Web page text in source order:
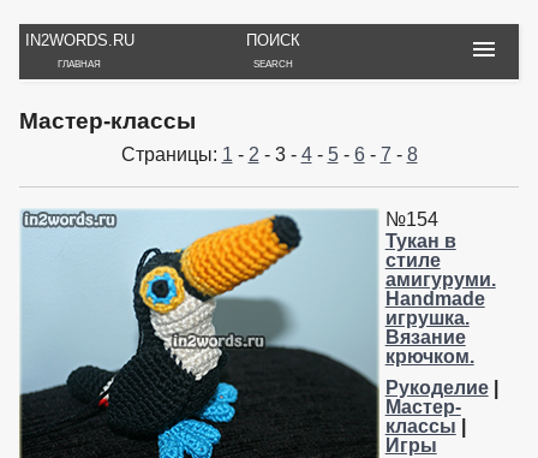
IN2WORDS.RU
ГЛАВНАЯ
ПОИСК
SEARCH
ВЯЗАНИЕ ОБЗОРЫ, ОТЗЫВЫ
ОБОИ
Мастер-классы
Страницы: 1 - 2 - 3 - 4- 5- 6- 7 - 8
№154
Тукан в
стиле
амигуруми.
Handmade
игрушка.
Вязание
крючком.
Рукоделие|
Мастер-
классы
Игры